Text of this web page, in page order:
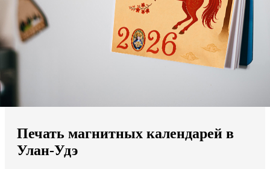
Мы доставляем по всему миру
Продолжить без города
Печать магнитных календарей в
Улан-Удэ